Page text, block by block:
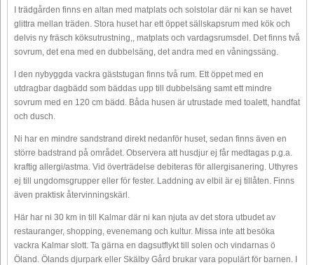
I trädgården finns en altan med matplats och solstolar där ni kan se havet
glittra mellan träden. Stora huset har ett öppet sällskapsrum med kök och
delvis ny fräsch köksutrustning,, matplats och vardagsrumsdel. Det finns två
sovrum, det ena med en dubbelsäng, det andra med en våningssäng.
I den nybyggda vackra gäststugan finns två rum. Ett öppet med en
utdragbar dagbädd som bäddas upp till dubbelsäng samt ett mindre
sovrum med en 120 cm bädd. Båda husen är utrustade med toalett, handfat
och dusch.
Ni har en mindre sandstrand direkt nedanför huset, sedan finns även en
större badstrand på området. Observera att husdjur ej får medtagas p.g.a.
kraftig allergi/astma. Vid överträdelse debiteras för allergisanering. Uthyres
ej till ungdomsgrupper eller för fester. Laddning av elbil är ej tillåten. Finns
även praktisk återvinningskärl.
Här har ni 30 km in till Kalmar där ni kan njuta av det stora utbudet av
restauranger, shopping, evenemang och kultur. Missa inte att besöka
vackra Kalmar slott. Ta gärna en dagsutflykt till solen och vindarnas ö
Öland. Ölands djurpark eller Skälby Gård brukar vara populärt för barnen. I